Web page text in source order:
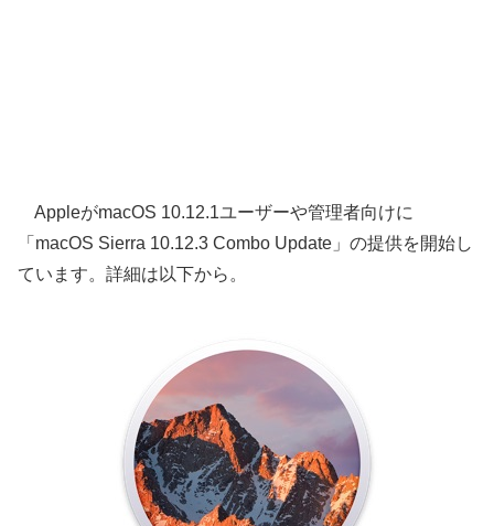
AppleがmacOS 10.12.1ユーザーや管理者向けに
「macOS Sierra 10.12.3 Combo Update」の提供を開始し
ています。詳細は以下から。